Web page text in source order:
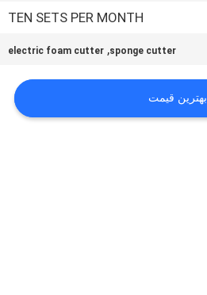
TEN SETS PER MONTH
sponge cutter
,
electric foam cutter
بهترین قیمت